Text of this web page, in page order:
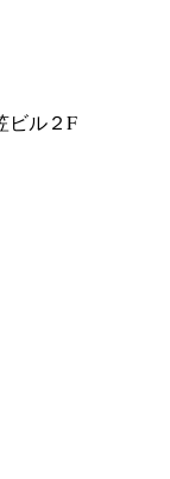
ビル２F